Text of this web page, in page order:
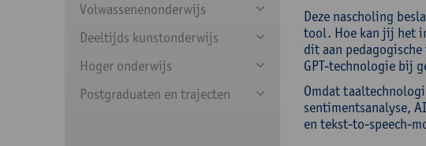
Volwassenenonderwijs
Deeltijds kunstonderwijs
Hoger onderwijs
Postgraduaten en trajecten
Deze nascholing
tool. Hoe kan jij het
dit aan
GPT-technologie bij
Omdat
sentimentsanalyse,
en tekst-to-speech-